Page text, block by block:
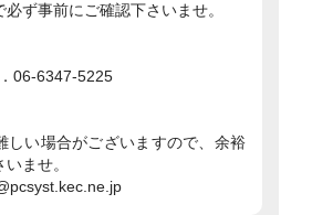
ず事前にご確認下さいませ。
06-6347-5225
しい場合がございますので、余裕
ませ。